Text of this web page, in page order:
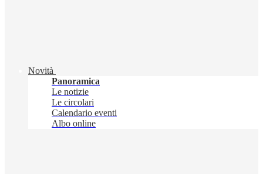
Novità
Panoramica
Le notizie
Le circolari
Calendario eventi
Albo online